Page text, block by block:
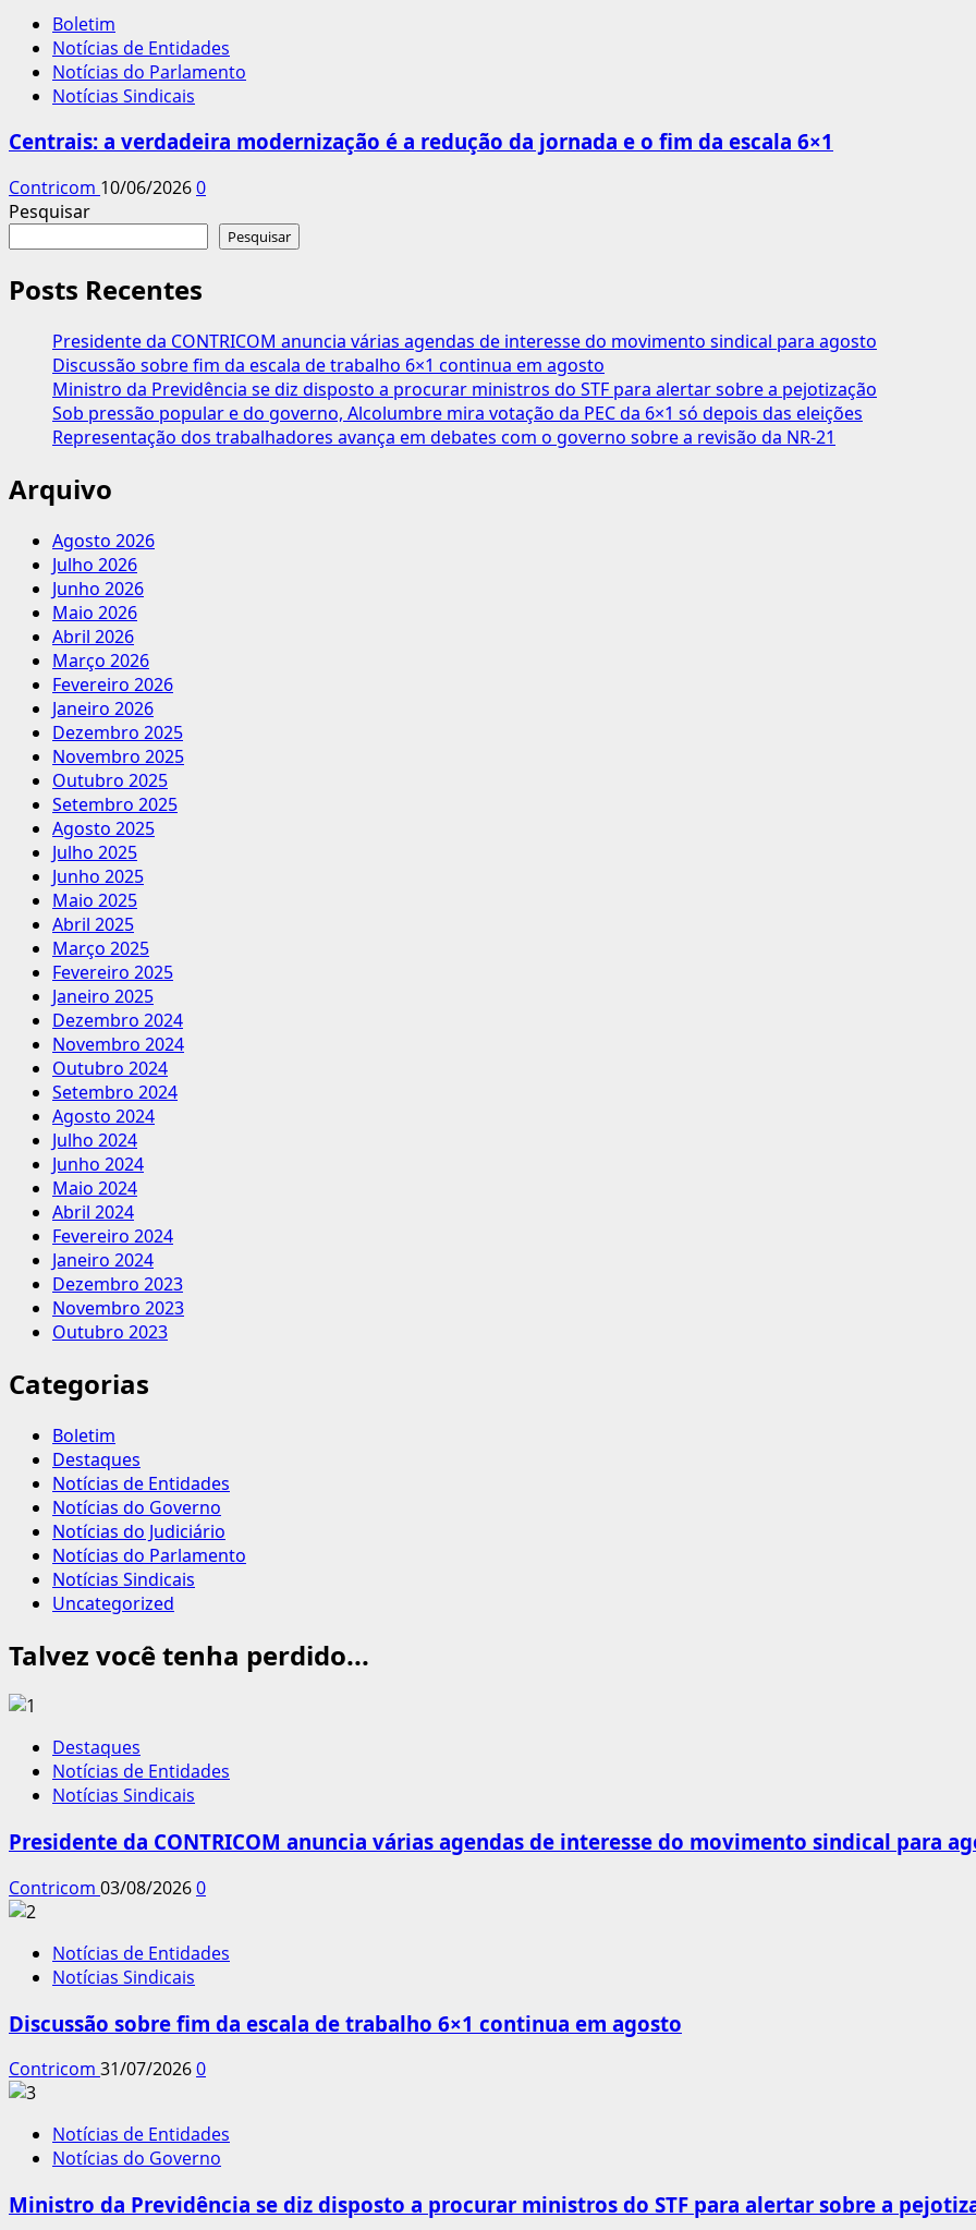
Boletim
Notícias de Entidades
Notícias do Parlamento
Notícias Sindicais
Centrais: a verdadeira modernização é a redução da jornada e o fim da escala 6×1
Contricom 10/06/20260
Pesquisar
Pesquisar
Posts Recentes
Presidente da CONTRICOM anuncia várias agendas de interesse do movimento sindical para agosto
Discussão sobre fim da escala de trabalho 6×1 continua em agosto
Ministro da Previdência se diz disposto a procurar ministros do STF para alertar sobre a pejotização
Sob pressão popular e do governo, Alcolumbre mira votação da PEC da 6×1 só depois das eleições
Representação dos trabalhadores avança em debates com o governo sobre a revisão da NR-21
Arquivo
Agosto 2026
Julho 2026
Junho 2026
Maio 2026
Abril 2026
Março 2026
Fevereiro 2026
Janeiro 2026
Dezembro 2025
Novembro 2025
Outubro 2025
Setembro 2025
Agosto 2025
Julho 2025
Junho 2025
Maio 2025
Abril 2025
Março 2025
Fevereiro 2025
Janeiro 2025
Dezembro 2024
Novembro 2024
Outubro 2024
Setembro 2024
Agosto 2024
Julho 2024
Junho 2024
Maio 2024
Abril 2024
Fevereiro 2024
Janeiro 2024
Dezembro 2023
Novembro 2023
Outubro 2023
Categorias
Boletim
Destaques
Notícias de Entidades
Notícias do Governo
Notícias do Judiciário
Notícias do Parlamento
Notícias Sindicais
Uncategorized
Talvez você tenha perdido...
Destaques
Notícias de Entidades
Notícias Sindicais
Presidente da CONTRICOM anuncia várias agendas de interesse do movimento sindical para
Contricom 03/08/20260
Notícias de Entidades
Notícias Sindicais
Discussão sobre fim da escala de trabalho 6×1 continua em agosto
Contricom 31/07/20260
Notícias de Entidades
Notícias do Governo
Ministro da Previdência se diz disposto a procurar ministros do STF para alertar sobre a